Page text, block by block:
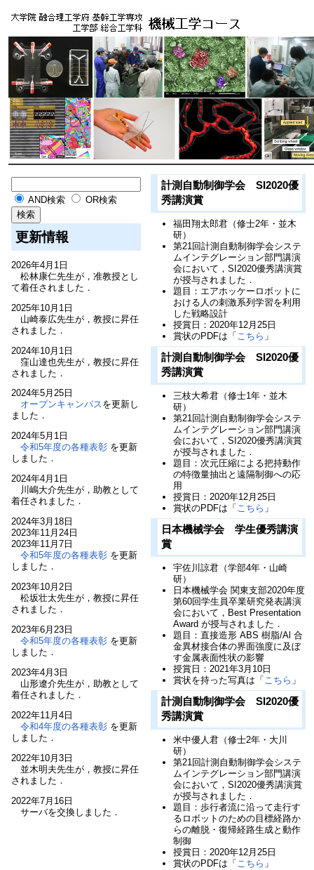
AND検索 OR検索
更新情報
2026年4月1日
松林康仁先生が，准教授とし
て着任されました．
2025年10月1日
山崎泰広先生が，教授に昇任
されました．
2024年10月1日
窪山達也先生が，教授に昇任
されました．
2024年5月25日
オープンキャンパスを更新し
ました．
2024年5月1日
令和5年度の各種表彰を更新
しました．
2024年4月1日
川嶋大介先生が，助教として
着任されました．
2024年3月18日
2023年11月24日
2023年11月7日
令和5年度の各種表彰を更新
しました．
2023年10月2日
松坂壮太先生が，教授に昇任
されました．
2023年6月23日
令和5年度の各種表彰を更新
しました．
2023年4月3日
山形遼介先生が，助教として
着任されました．
2022年11月4日
令和4年度の各種表彰を更新
しました．
2022年10月3日
並木明夫先生が，教授に昇任
されました．
2022年7月16日
サーバを交換しました．
計測自動制御学会 SI2020優
秀講演賞
福田翔太郎君（修士2年・並木
研）
第21回計測自動制御学会システ
ムインテグレーション部門講演
会において，SI2020優秀講演賞
が授与されました．
題目：エアホッケーロボットに
おける人の刺激系列学習を利用
した戦略設計
授賞日：2020年12月25日
賞状のPDFは「 こちら 」
計測自動制御学会 SI2020優
秀講演賞
三枝大希君（修士1年・並木
研）
第21回計測自動制御学会システ
ムインテグレーション部門講演
会において，SI2020優秀講演賞
が授与されました．
題目：次元圧縮による把持動作
の特徴量抽出と遠隔制御への応
用
授賞日：2020年12月25日
賞状のPDFは「 こちら 」
日本機械学会 学生優秀講演
賞
宇佐川諒君（学部4年・山崎
研）
日本機械学会 関東支部2020年度
第60回学生員卒業研究発表講演
会において，Best Presentation
Award が授与されました．
題目：直接造形 ABS 樹脂/Al 合
金異材接合体の界面強度に及ぼ
す金属表面性状の影響
授賞日：2021年3月10日
賞状を持った写真は「 こちら 」
計測自動制御学会 SI2020優
秀講演賞
米中優人君（修士2年・大川
研）
第21回計測自動制御学会システ
ムインテグレーション部門講演
会において，SI2020優秀講演賞
が授与されました．
題目：歩行者流に沿って走行す
るロボットのための目標経路か
らの離脱・復帰経路生成と動作
制御
授賞日：2020年12月25日
賞状のPDFは「 こちら 」